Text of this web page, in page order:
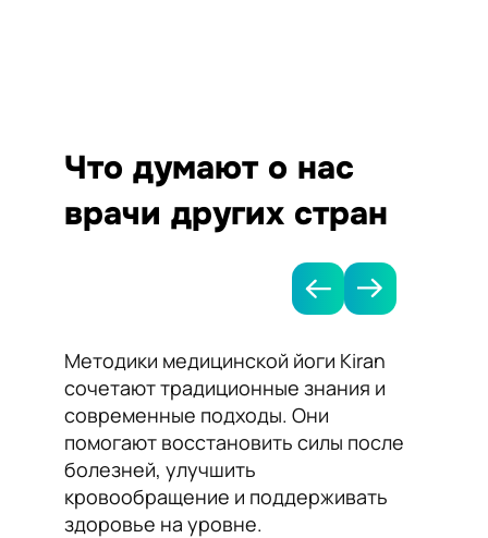
Что думают о нас
врачи других стран
Методики медицинской йоги Kiran
сочетают традиционные знания и
современные подходы. Они
помогают восстановить силы после
болезней, улучшить
кровообращение и поддерживать
здоровье на уровне.